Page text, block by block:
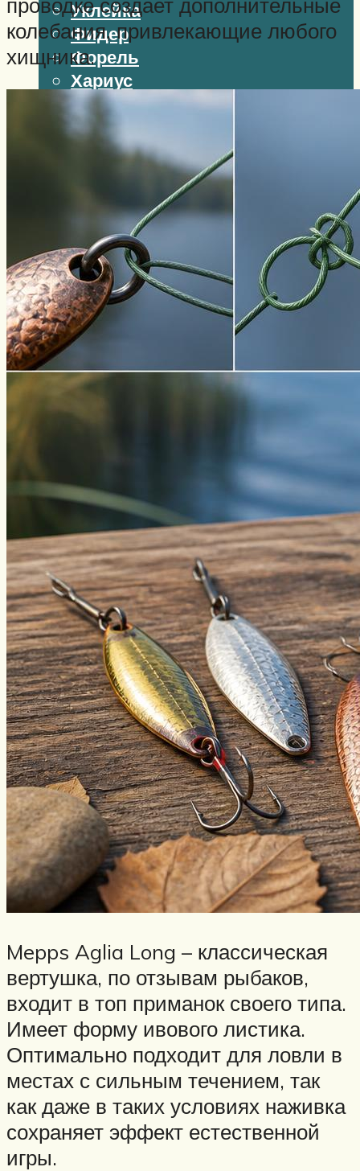
Уклейка
Фидер
Форель
Хариус
Чавыча
Чехонь
Щука
Спиннинг
Блесна
Воблеры
Поплавок
Виды ловли
Нахлыст
Снаряжение
Эхолоты
Узлы
Рецепты
Меню
колебания, привлекающие любого
хищника.
Mepps Aglia Long – классическая
вертушка, по отзывам рыбаков,
входит в топ приманок своего типа.
Имеет форму ивового листика.
Оптимально подходит для ловли в
местах с сильным течением, так
как даже в таких условиях наживка
сохраняет эффект естественной
игры.